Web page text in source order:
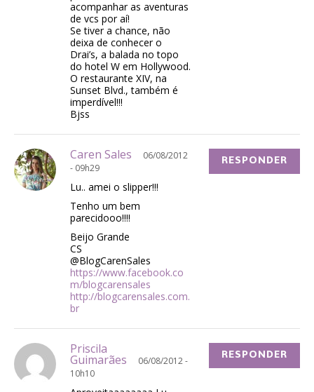
acompanhar as aventuras
de vcs por aí!
Se tiver a chance, não
deixa de conhecer o
Drai’s, a balada no topo
do hotel W em Hollywood.
O restaurante XIV, na
Sunset Blvd., também é
imperdível!!!
Bjss
Caren Sales
06/08/2012
- 09h29
Lu.. amei o slipper!!!
Tenho um bem
parecidooo!!!!
Beijo Grande
CS
@BlogCarenSales
https://www.facebook.co
m/blogcarensales
http://blogcarensales.com.
br
RESPONDER
Priscila
Guimarães
06/08/2012 -
10h10
RESPONDER